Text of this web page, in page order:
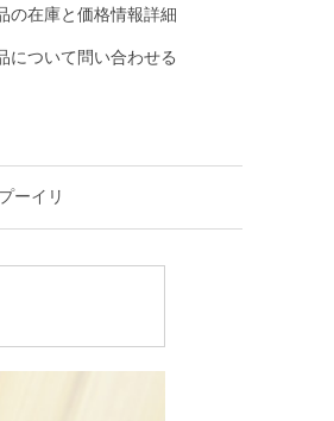
の在庫と価格情報詳細
について問い合わせる
ーイリ